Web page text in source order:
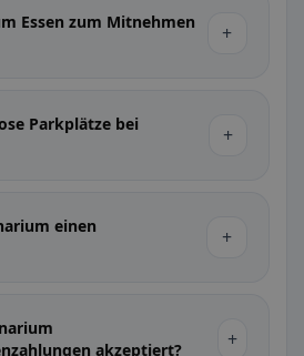
Essen zum Mitnehmen
+
Parkplätze bei
+
einen
+
akzeptiert?
+